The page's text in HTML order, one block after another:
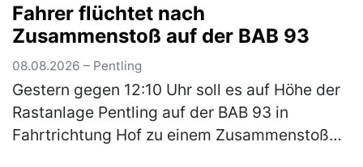
Fahrzeugen. Eine 65-jährige Pkw-Fah…
(mehr)
Fahrer flüchtet nach
Zusammenstoß auf der BAB 93
08.08.2026 – Pentling
Gestern gegen 12:10 Uhr soll es auf Höhe der
Rastanlage Pentling auf der BAB 93 in
Fahrtrichtung Hof zu einem Zusammenstoß